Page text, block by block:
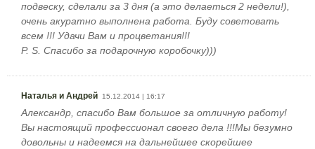
подвеску, сделали за 3 дня (а это делаеться 2 недели!),
очень акуратно выполнена работа. Буду советовать
всем !!! Удачи Вам и процветания!!!
P. S. Спасибо за подарочную коробочку)))
Наталья и Андрей 15.12.2014 | 16:17
Александр, спасибо Вам большое за отличную работу!
Вы настоящий профессионал своего дела !!!Мы безумно
довольны и надеемся на дальнейшее скорейшее